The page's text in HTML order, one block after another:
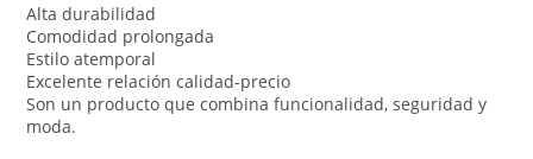
Alta durabilidad
Comodidad prolongada
Estilo atemporal
Excelente relación calidad-precio
Son un producto que combina funcionalidad, seguridad y
moda.